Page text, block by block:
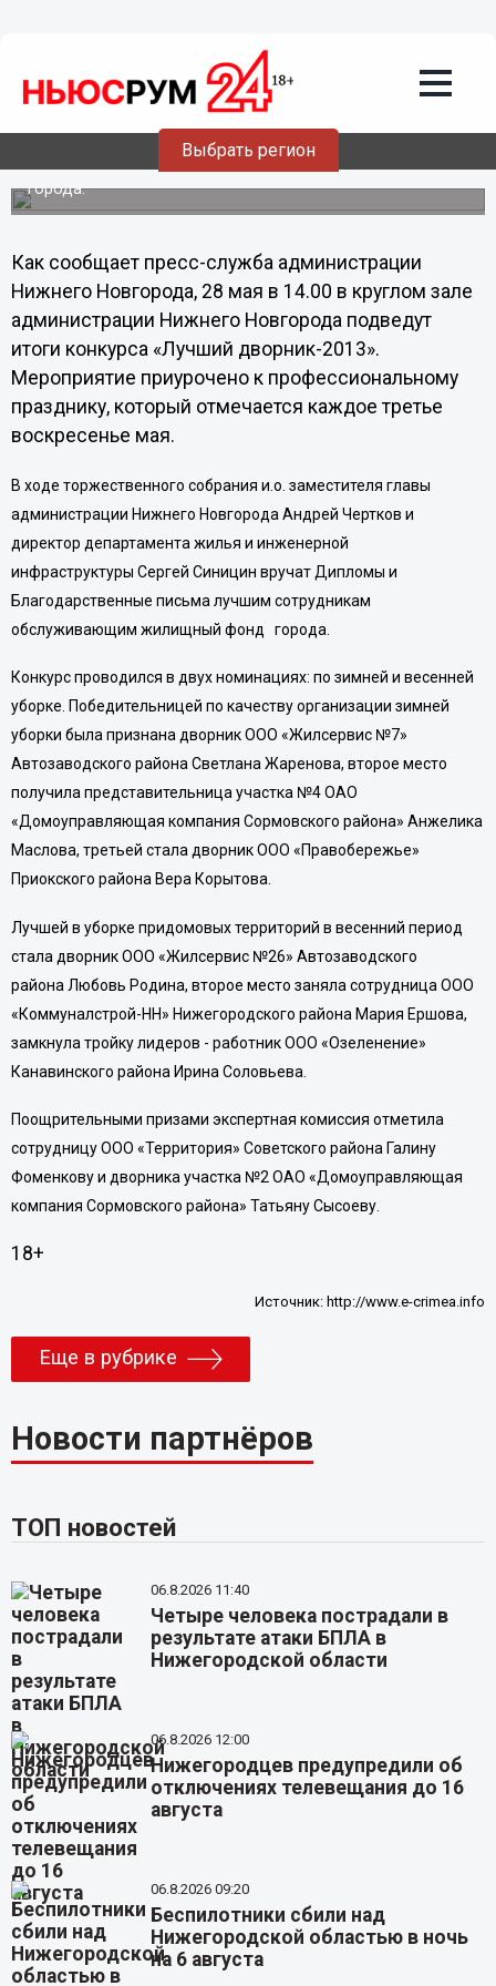
Выбрать регион
Итоги конкурса «Лучший
дворник-2013» подведут в Нижнем
Новгороде
Мероприятие приурочено к профессиональному
празднику работников коммунального хозяйства,
обеспечивающих чистоту и порядок жилищного фонда
города.
Как сообщает пресс-служба администрации
Нижнего Новгорода, 28 мая в 14.00 в круглом зале
администрации Нижнего Новгорода подведут
итоги конкурса «Лучший дворник-2013».
Мероприятие приурочено к профессиональному
празднику, который отмечается каждое третье
воскресенье мая.
В ходе торжественного собрания и.о. заместителя главы
администрации Нижнего Новгорода Андрей Чертков и
директор департамента жилья и инженерной
инфраструктуры Сергей Синицин вручат Дипломы и
Благодарственные письма лучшим сотрудникам
обслуживающим жилищный фонд города.
Конкурс проводился в двух номинациях: по зимней и весенней
уборке. Победительницей по качеству организации зимней
уборки была признана дворник ООО «Жилсервис №7»
Автозаводского района Светлана Жаренова, второе место
получила представительница участка №4 ОАО
«Домоуправляющая компания Сормовского района» Анжелика
Маслова, третьей стала дворник ООО «Правобережье»
Приокского района Вера Корытова
Лучшей в уборке придомовых территорий в весенний период
стала дворник ООО «Жилсервис №26» Автозаводского
района Любовь Родина, второе место заняла сотрудница ООО
«Коммуналстрой-НН» Нижегородского района Мария Ершова,
замкнула тройку лидеров - работник ООО «Озеленение»
Канавинского района Ирина Соловьева
Поощрительными призами экспертная комиссия отметила
сотрудницу ООО «Территория» Советского района Галину
Фоменковуи дворника участка №2 ОАО «Домоуправляющая
компания Сормовского района» Татьяну Сысоеву.
18+
Источник:http://www.e-crimea.info
Еще в рубрике
Новости партнёров
ТОП новостей
06.8.2026 11:40
Четыре человека пострадали в
результате атаки БПЛА в
Нижегородской области
06.8.2026 12:00
Нижегородцев предупредили об
отключениях телевещания до 16
августа
06.8.2026 09:20
Беспилотники сбили над
Нижегородской областью в ночь
на 6 августа